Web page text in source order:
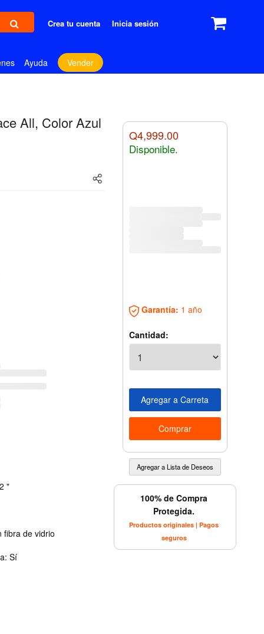
Crea tu cuenta Inicia sesión
Ayuda Vender
All, Color Azul
"
fibra de vidrio
Sí
Q4,999.00
Disponible.
Garantía: 1 año
Cantidad:
100% de Compra
Protegida.
Productos originales | Pagos
seguros